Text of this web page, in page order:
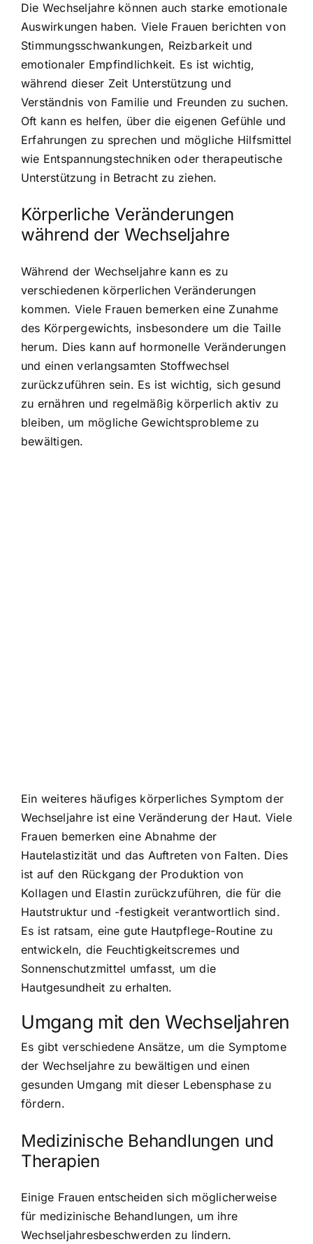
Die Wechseljahre können auch starke emotionale
Auswirkungen haben. Viele Frauen berichten von
Stimmungsschwankungen, Reizbarkeit und
emotionaler Empfindlichkeit. Es ist wichtig,
während dieser Zeit Unterstützung und
Verständnis von Familie und Freunden zu suchen.
Oft kann es helfen, über die eigenen Gefühle und
Erfahrungen zu sprechen und mögliche Hilfsmittel
wie Entspannungstechniken oder therapeutische
Unterstützung in Betracht zu ziehen.
Körperliche Veränderungen
während der Wechseljahre
Während der Wechseljahre kann es zu
verschiedenen körperlichen Veränderungen
kommen. Viele Frauen bemerken eine Zunahme
des Körpergewichts, insbesondere um die Taille
herum. Dies kann auf hormonelle Veränderungen
und einen verlangsamten Stoffwechsel
zurückzuführen sein. Es ist wichtig, sich gesund
zu ernähren und regelmäßig körperlich aktiv zu
bleiben, um mögliche Gewichtsprobleme zu
bewältigen.
Ein weiteres häufiges körperliches Symptom der
Wechseljahre ist eine Veränderung der Haut. Viele
Frauen bemerken eine Abnahme der
Hautelastizität und das Auftreten von Falten. Dies
ist auf den Rückgang der Produktion von
Kollagen und Elastin zurückzuführen, die für die
Hautstruktur und -festigkeit verantwortlich sind.
Es ist ratsam, eine gute Hautpflege-Routine zu
entwickeln, die Feuchtigkeitscremes und
Sonnenschutzmittel umfasst, um die
Hautgesundheit zu erhalten.
Umgang mit den Wechseljahren
Es gibt verschiedene Ansätze, um die Symptome
der Wechseljahre zu bewältigen und einen
gesunden Umgang mit dieser Lebensphase zu
fördern.
Medizinische Behandlungen und
Therapien
Einige Frauen entscheiden sich möglicherweise
für medizinische Behandlungen, um ihre
Wechseljahresbeschwerden zu lindern.